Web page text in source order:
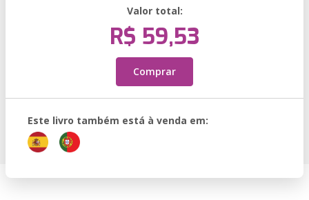
Valor total:
R$ 59,53
Comprar
Este livro também está à venda em: